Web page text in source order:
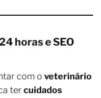
horas e SEO
com o veterinário
tercuidados